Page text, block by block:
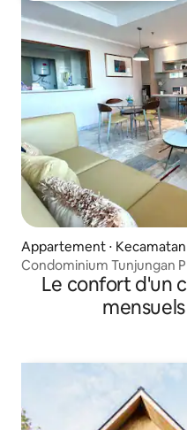
Appartement ⋅
Condominium Tunjungan
Le confort d'un